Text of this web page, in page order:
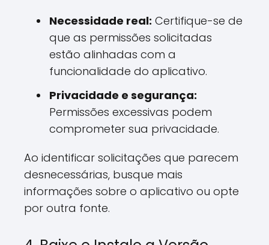
Necessidade real: Certifique-se de
que as permissões solicitadas
estão alinhadas com a
funcionalidade do aplicativo.
Privacidade e segurança:
Permissões excessivas podem
comprometer sua privacidade.
Ao identificar solicitações que parecem
desnecessárias, busque mais
informações sobre o aplicativo ou opte
por outra fonte.